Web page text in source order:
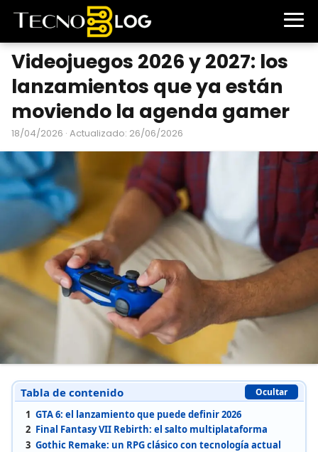
Videojuegos 2026 y 2027: los
lanzamientos que ya están
moviendo la agenda gamer
18/04/2026 · Actualizado: 26/06/2026
Tabla de contenido Ocultar
1 GTA 6: el lanzamiento que puede definir 2026
2 Final Fantasy VII Rebirth: el salto multiplataforma
3 Gothic Remake: un RPG clásico con tecnología actual